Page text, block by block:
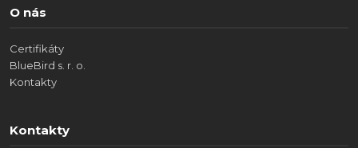
O nás
Certifikáty
BlueBird s. r. o.
Kontakty
Kontakty